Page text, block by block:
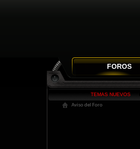
FOROS
TEMAS NUEVOS
Aviso del Foro